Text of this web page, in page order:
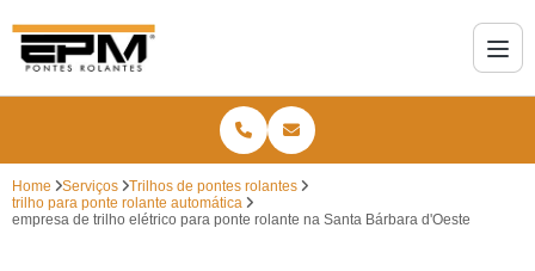
Home Serviços
Trilhos de pontes rolantes
trilho para ponte rolante automática
empresa de trilho elétrico para ponte rolante na Santa Bárbara d'Oeste